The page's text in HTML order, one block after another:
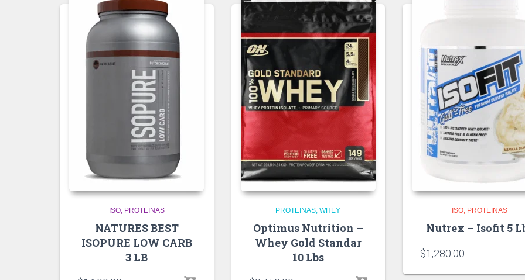
ISO PROTEINAS
NATURES BEST
ISOPURE LOW CARB
3 LB
PROTEINAS WHEY
Optimus Nutrition –
Whey Gold Standar
10 Lbs
ISO PROTEINAS
Nutrex – Isofit 5
$1,280.00